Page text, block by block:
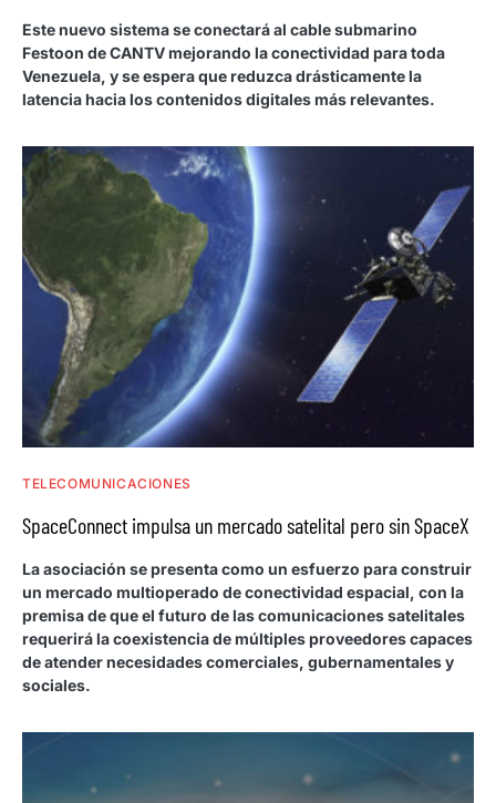
Este nuevo sistema se conectará al cable submarino
Festoon de CANTV mejorando la conectividad para toda
Venezuela, y se espera que reduzca drásticamente la
latencia hacia los contenidos digitales más relevantes.
TELECOMUNICACIONES
SpaceConnect impulsa un mercado satelital pero sin SpaceX
La asociación se presenta como un esfuerzo para construir
un mercado multioperado de conectividad espacial, con la
premisa de que el futuro de las comunicaciones satelitales
requerirá la coexistencia de múltiples proveedores capaces
de atender necesidades comerciales, gubernamentales y
sociales.